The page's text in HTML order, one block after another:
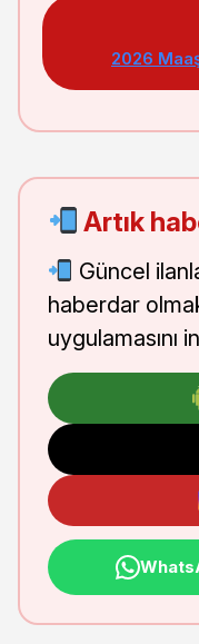
2026
Artık
Güncel
haberdar
uygulamasını